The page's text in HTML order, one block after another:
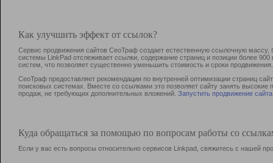
Как улучшить эффект от ссылок?
Сервис продвижения сайтов СеоТраф создает естественную ссылочную
системы LinkPad отслеживает ссылки, содержание страниц и позиции более
систем, что позволяет существенно уменьшить стоимость и сроки продвижения.
СеоТраф предоставляет рекомендации по внутренней оптимизации страниц
поисковых системах. Вместе со ссылками это позволяет сайту занять
продаж, не требующих дополнительных вложений. Запустить продвижение сайта
Куда обращаться за помощью по вопросам работы со
Если у вас есть вопросы относительно сервисов Linkpad, свяжитесь с нашей